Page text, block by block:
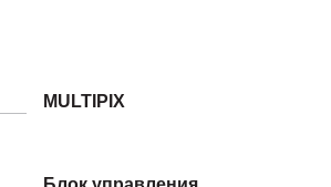
MULTIPIX